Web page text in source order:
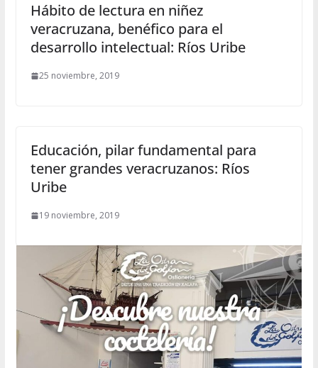
Hábito de lectura en niñez
veracruzana, benéfico para el
desarrollo intelectual: Ríos Uribe
25 noviembre, 2019
Educación, pilar fundamental para
tener grandes veracruzanos: Ríos
Uribe
19 noviembre, 2019